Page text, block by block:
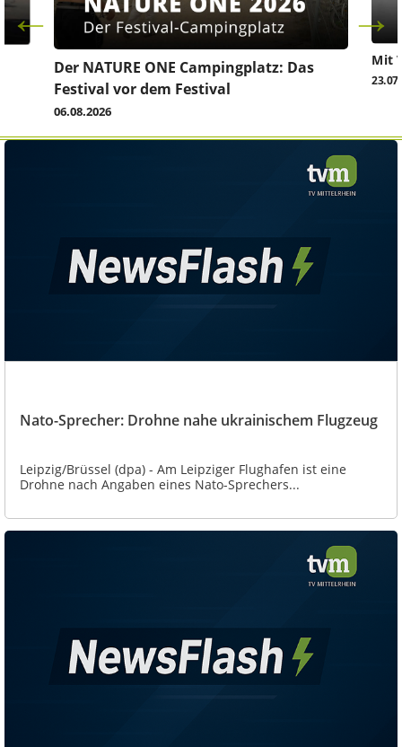
Der NATURE ONE Campingplatz: Das
Festival vor dem Festival
06.08.2026
Mit
Nato-Sprecher: Drohne nahe ukrainischem Flugzeug
Leipzig/Brüssel (dpa) - Am Leipziger Flughafen ist eine
Drohne nach Angaben eines Nato-Sprechers...